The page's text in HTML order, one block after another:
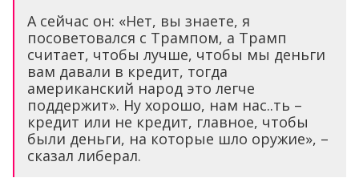
А сейчас он: «Нет, вы знаете, я
посоветовался с Трампом, а Трамп
считает, чтобы лучше, чтобы мы деньги
вам давали в кредит, тогда
американский народ это легче
поддержит». Ну хорошо, нам нас..ть –
кредит или не кредит, главное, чтобы
были деньги, на которые шло оружие», –
сказал либерал.